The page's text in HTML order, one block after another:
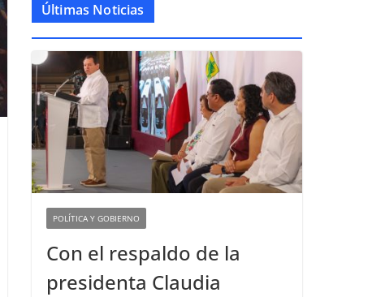
Últimas Noticias
POLÍTICA Y GOBIERNO
Con el respaldo de la
presidenta Claudia